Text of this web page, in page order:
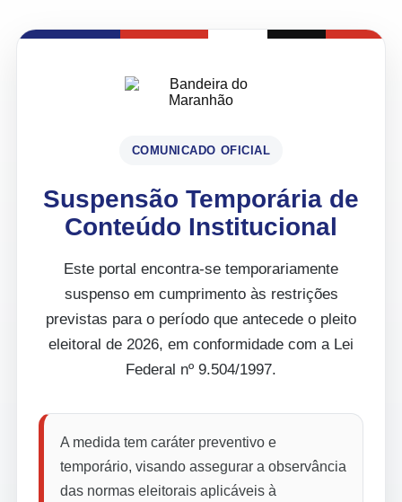
COMUNICADO OFICIAL
Suspensão Temporária de
Conteúdo Institucional
Este portal encontra-se temporariamente
suspenso em cumprimento às restrições
previstas para o período que antecede o pleito
eleitoral de 2026, em conformidade com a Lei
Federal nº 9.504/1997.
A medida tem caráter preventivo e
temporário, visando assegurar a observância
das normas eleitorais aplicáveis à